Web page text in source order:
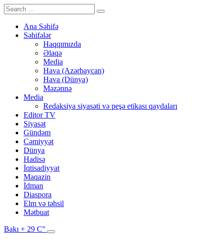
Ana Səhifə
Səhifələr
Haqqımızda
Əlaqə
Media
Hava (Azərbaycan)
Hava (Dünya)
Məzənnə
Media
Redaksiya siyasəti və peşə etikası qaydaları
Editor TV
Siyasət
Gündəm
Cəmiyyət
Dünya
Hadisə
İqtisadiyyat
Maqazin
İdman
Diaspora
Elm və təhsil
Mətbuat
Bakı + 29 C°